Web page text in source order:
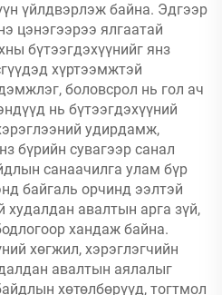
үйлдвэрлэж байна. Эдгээр
цэнэгээрээ ялгаатай
бүтээгдэхүүнийг янз
хүртээмжтэй
боловсрол нь гол ач
нь бүтээгдэхүүний
удирдамж,
бүрийн сувагээр санал
санаачилга улам бүр
байгаль орчинд ээлтэй
худалдан авалтын арга зүй,
хандаж байна.
хөгжил, хэрэглэгчийн
авалтын аялалыг
хөтөлбөрүүд, тогтмол